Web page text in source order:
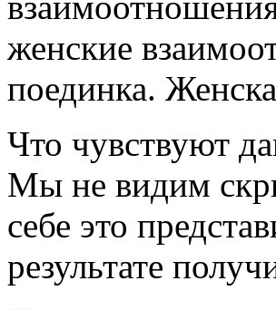
женские
поединка.
Что чувствуют
Мы не видим
себе это
результате